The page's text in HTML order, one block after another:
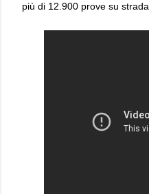
più di 12.900 prove su strada.